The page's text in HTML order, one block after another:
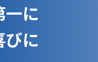
に
びに